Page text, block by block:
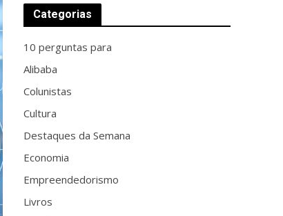
Categorias
10 perguntas para
Alibaba
Colunistas
Cultura
Destaques da Semana
Economia
Empreendedorismo
Livros